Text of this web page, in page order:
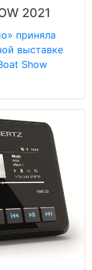
2021
приняла
выставке
Show